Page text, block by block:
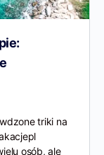
triki na
osób, ale